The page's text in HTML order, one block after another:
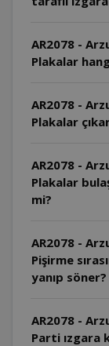
AR2078 -
Plakalar
AR2078 -
Plakalar
AR2078 -
Plakalar
mi?
AR2078 -
Pişirme
yanıp söner?
AR2078 -
Parti ızgara